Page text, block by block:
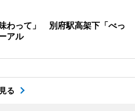
味わって」 別府駅高架下「べっ
アル
る